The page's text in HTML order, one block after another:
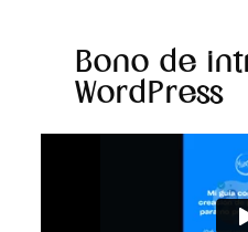
Bono de
WordPress